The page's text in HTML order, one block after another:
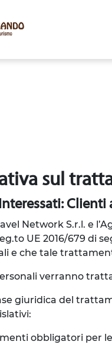
sul
Clienti
Network S.r.l. e
UE 2016/679 di
e che tale
verranno
giuridica del
obbligatori per